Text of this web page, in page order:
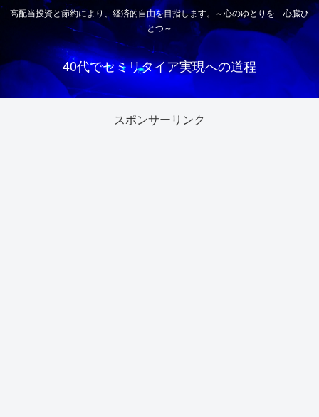
高配当投資と節約により、経済的自由を目指します。～心のゆとりを 心臓ひ
とつ～
40代でセミリタイア実現への道程
スポンサーリンク